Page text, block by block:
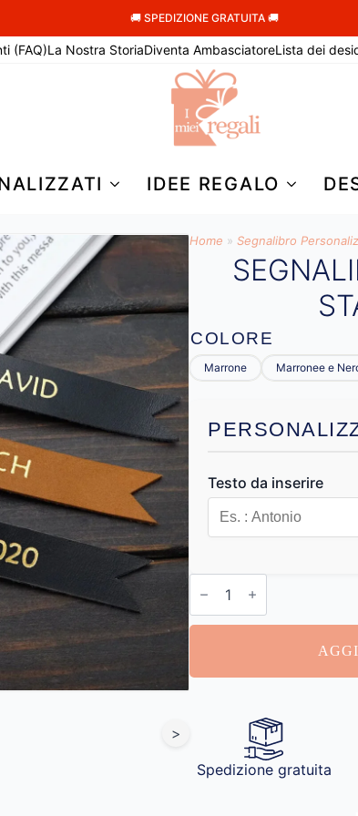
🚚 SPEDIZIONE GRATUITA 🚚
(FAQ)La Nostra StoriaDiventa AmbasciatoreLista dei
IDEE REGALO
>
Home » Segnalibro
COLORE
Marrone Marronee e
Testo da inserire
Segnalibri
in
con
Spedizione gratuita